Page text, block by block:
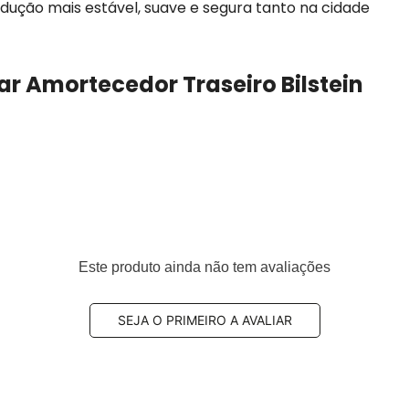
mais estável, suave e segura tanto na cidade
Amortecedor Traseiro Bilstein
A1183201101, A1183201201, A1183208500, A1183209900,
Este produto ainda não tem avaliações
SEJA O PRIMEIRO A AVALIAR